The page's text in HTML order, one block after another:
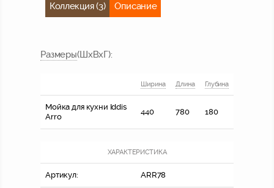
Коллекция (3) Описание
Размеры(ШхВхГ):
Ширина Длина Глубина
Мойка для кухни Iddis
Arro
440 780 180
ХАРАКТЕРИСТИКА
Артикул: ARR78